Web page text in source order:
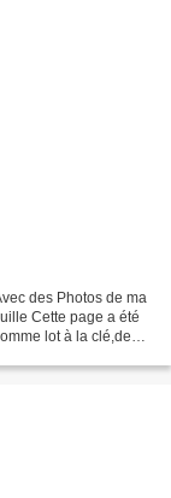
des Photos de ma
Cette page a été
lot à la clé,de